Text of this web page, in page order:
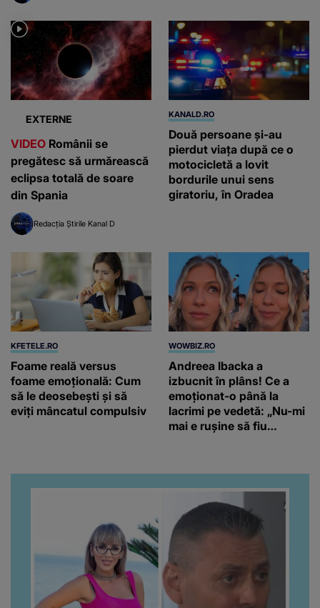
EXTERNE
VIDEO Românii se
pregătesc să urmărească
eclipsa totală de soare
din Spania
Redacția Știrile Kanal D
KANALD.RO
Două persoane și-au
pierdut viața după ce o
motocicletă a lovit
bordurile unui sens
giratoriu, în Oradea
KFETELE.RO
Foame reală versus
foame emoțională: Cum
să le deosebești și să
eviți mâncatul compulsiv
WOWBIZ.RO
Andreea Ibacka a
izbucnit în plâns! Ce a
emoționat-o până la
lacrimi pe vedetă: „Nu-mi
mai e rușine să fiu